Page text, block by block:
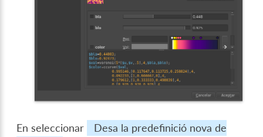
En seleccionar
Desa la predefinició nova de